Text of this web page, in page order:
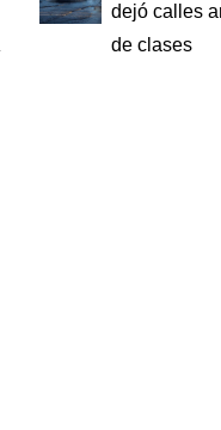
dejó calles
de clases